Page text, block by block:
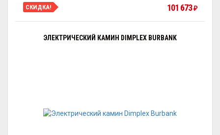
СКИДКА! 101 673 ₽
ЭЛЕКТРИЧЕСКИЙ КАМИН DIMPLEX BURBANK